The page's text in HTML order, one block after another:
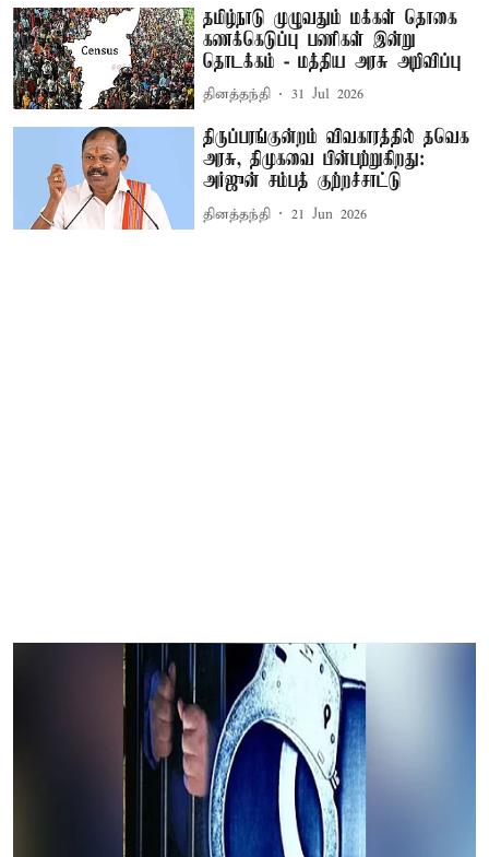
தமிழ்நாடு முழுவதும் மக்கள் தொகை
கணக்கெடுப்பு பணிகள் இன்று
தொடக்கம் - மத்திய அரசு அறிவிப்பு
தினத்தந்தி 31 Jul 2026
திருப்பரங்குன்றம் விவகாரத்தில் தவெக
அரசு, திமுகவை பின்பற்றுகிறது:
அர்ஜுன் சம்பத் குற்றச்சாட்டு
தினத்தந்தி 21 Jun 2026